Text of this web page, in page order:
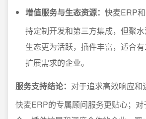
增值服务与生态资源： 快麦ERP
持定制开发和第三方集成，但聚
生态更为活跃，插件丰富，适合
扩展需求的企业。
服务支持结论： 对于追求高效响应和
快麦ERP的专属顾问服务更贴心；